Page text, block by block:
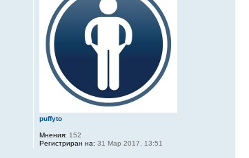
puffyto
Мнения: 152
Регистриран на: 31 Мар 2017, 13:51